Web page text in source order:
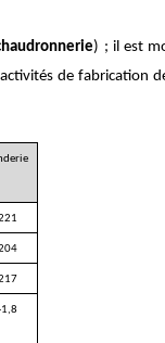
) ; il est
de fabrication
1,8